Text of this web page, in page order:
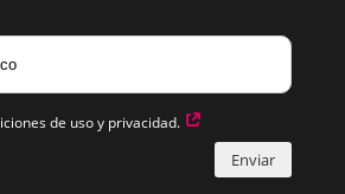
de uso y privacidad.
Enviar